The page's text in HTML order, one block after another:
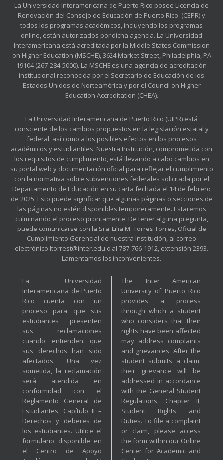
La Universidad Interamericana de Puerto Rico posee Licencia de
Renovación del Consejo de Educación de Puerto Rico (CEPR) y
todos los programas académicos, incluyendo los programas
online, están autorizados por dicha agencia. La Universidad
Interamericana está acreditada por la Middle States Commission
on Higher Education (MSCHE), 3624 Market Street, Philadelphia, PA
19104 (267-284-5000). La MSCHE es una agencia de acreditación
institucional reconocida por el Secretario de Educación de los
Estados Unidos de Norteamérica y por el Council on Higher
Education Accreditation (CHEA).
La Universidad Interamericana de Puerto Rico (UIPR) está
consciente de los cambios propuestos en la legislación estatal y
federal, así como a los posibles efectos en los procesos
académicos y estudiantiles. Nuestra Institución, comprometida con
los requisitos de cumplimiento, está llevando a cabo cambios en
su portal web y documentación oficial para reflejar el cumplimiento
con la normativa sobre subvenciones federales solicitada por el
Departamento de Educación en su carta fechada el 14 de febrero
de 2025. Esto puede significar que algunas páginas o secciones de
las páginas no estén disponibles temporeramente. Estaremos
culminando el proceso prontamente. De tener alguna pregunta,
puede comunicarse con la Sra. Lilia M. Torres Torres, Oficial de
Cumplimiento Gerencial de nuestra Institución, al correo
electrónico ltorrest@inter.edu o al 787-766-1912, extensión 2393.
Lamentamos los inconvenientes.
La Universidad
Interamericana de Puerto
Rico cuenta con un
proceso para que sus
estudiantes presenten
sus reclamaciones
cuando entienden que
sus derechos han sido
afectados. Una vez
sometida, la reclamación
será atendida en
conformidad con el
Reglamento General de
Estudiantes, Capítulo II –
Derechos y deberes de
los estudiantes. Utilice el
formulario disponible en
el Centro de Apoyo
The Inter American
University of Puerto Rico
provides a process
through which a student
who considers that their
rights have been affected
may address complaints
and grievances. After the
student submits a claim,
their grievance will be
addressed in accordance
with the General Student
Regulations, Chapter II,
Student Rights and
Duties. To file a complaint
or claim, please access
the form within our Online
Center for Academic and